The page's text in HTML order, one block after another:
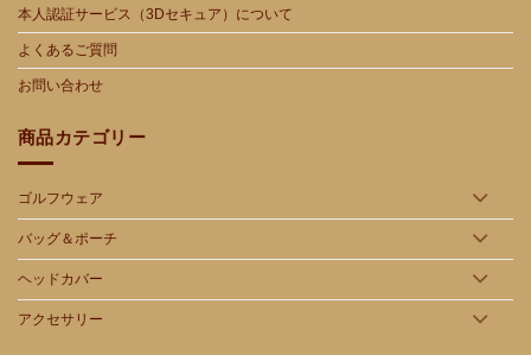
本人認証サービス（3Dセキュア）について
よくあるご質問
お問い合わせ
商品カテゴリー
ゴルフウェア
バッグ＆ポーチ
ヘッドカバー
アクセサリー